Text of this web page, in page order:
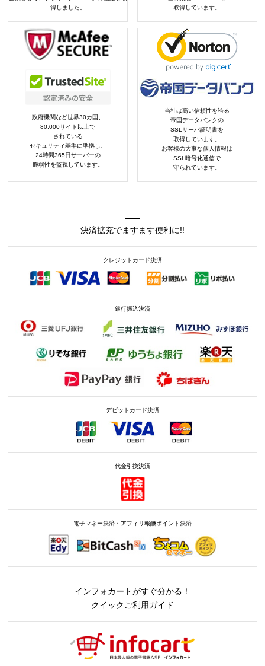
得しました。
取得しています。
政府機関など世界30カ国、
80,000サイト以上で
されている
セキュリティ基準に準拠し、
24時間365日サーバーの
脆弱性を監視しています。
当社は高い信頼性を誇る
帝国データバンクの
SSLサーバ証明書を
取得しています。
お客様の大事な個人情報は
SSL暗号化通信で
守られています。
決済拡充でますます便利に!!
クレジットカード決済
銀行振込決済
デビットカード決済
代金引換決済
電子マネー決済・アフィリ報酬ポイント決済
インフォカートがすぐ分かる！
クイックご利用ガイド